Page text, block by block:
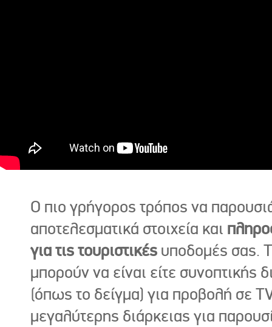
Ο πιο γρήγορος τρόπος να
αποτελεσματικά στοιχεία και
για τις τουριστικές υποδομές σας.
μπορούν να είναι είτε συνοπτικής
(όπως το δείγμα) για προβολή σε
μεγαλύτερης διάρκειας για